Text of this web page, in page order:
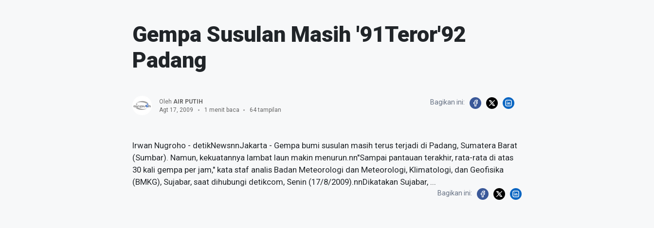
Gempa Susulan Masih '91Teror'92
Padang
Oleh AIR PUTIH
Agt 17, 2009
1 menit baca 64 tampilan
Bagikan ini:
Irwan Nugroho - detikNewsnnJakarta - Gempa bumi susulan masih terus terjadi di Padang, Sumatera Barat
(Sumbar). Namun, kekuatannya lambat laun makin menurun.nn"Sampai pantauan terakhir, rata-rata di atas
30 kali gempa per jam," kata staf analis Badan Meteorologi dan Meteorologi, Klimatologi, dan Geofisika
(BMKG), Sujabar, saat dihubungi detikcom, Senin (17/8/2009).nnDikatakan Sujabar, ...
Bagikan ini: